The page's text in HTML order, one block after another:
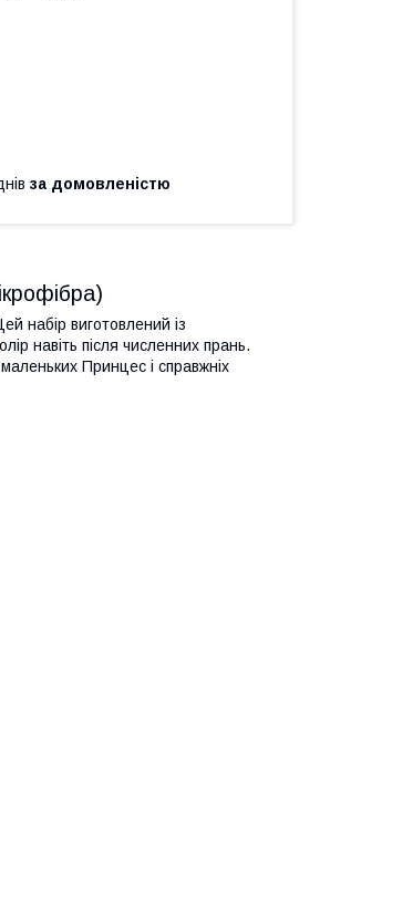
за домовленістю
набір виготовлений із
навіть після численних прань.
Принцес і справжніх